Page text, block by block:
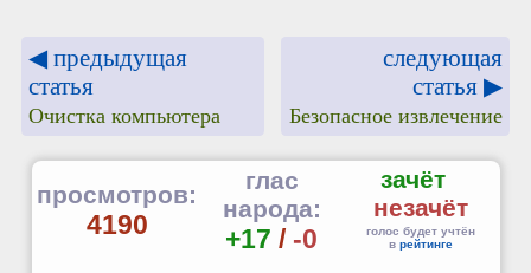
◀ предыдущая
статья
Очистка компьютера
следующая
статья ▶
Безопасное извлечение
просмотров:
4190
глас
народа:
+17 / -0
зачёт
незачёт
голос будет учтён
в рейтинге